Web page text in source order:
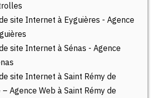
site Internet à Eyguières - Agence
site Internet à Sénas - Agence
site Internet à Saint Rémy de
– Agence Web à Saint Rémy de